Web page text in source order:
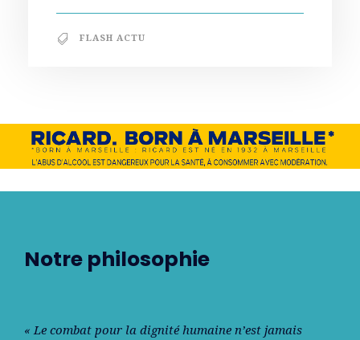
FLASH ACTU
Notre philosophie
« Le combat pour la dignité humaine n’est jamais